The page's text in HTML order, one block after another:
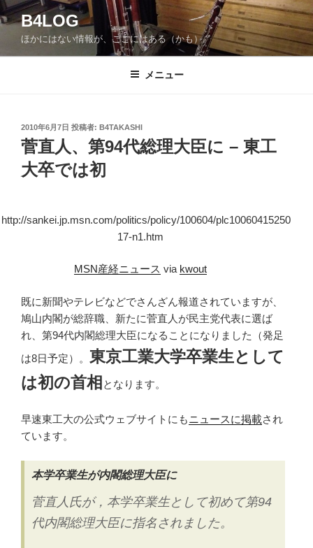
コ
ン
ン
B4LOG
ほかにはない情報が、ここにはある（かも）。
メニュー
投
稿
日:
2010年6月7日 投稿者: B4TAKASHI
菅直人、第94代総理大臣に – 東工
大卒では初
MSN産経ニュース via kwout
既に新聞やテレビなどでさんざん報道されていますが、
鳩山内閣が総辞職、新たに菅直人が民主党代表に選ば
れ、第94代内閣総理大臣になることになりました（発足
は8日予定）。 東京工業大学卒業生として
は初の首相 となります。
早速東工大の公式ウェブサイトにもニュースに掲載され
ています。
本学卒業生が内閣総理大臣に
菅直人氏が，本学卒業生として初めて第94
代内閣総理大臣に指名されました。